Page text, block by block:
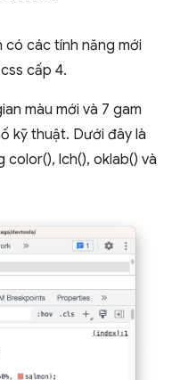
các tính năng mới
cấp 4.
màu mới và 7 gam
kỹ thuật. Dưới đây là
color(), lch(), oklab() và